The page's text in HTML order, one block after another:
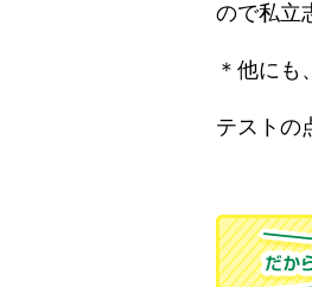
ので私立
＊他にも
テストの